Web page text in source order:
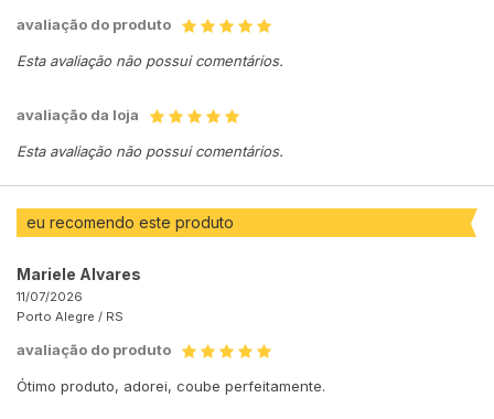
avaliação do produto
Esta avaliação não possui comentários.
avaliação da loja
Esta avaliação não possui comentários.
eu recomendo este produto
Mariele Alvares
11/07/2026
Porto Alegre / RS
avaliação do produto
Ótimo produto, adorei, coube perfeitamente.